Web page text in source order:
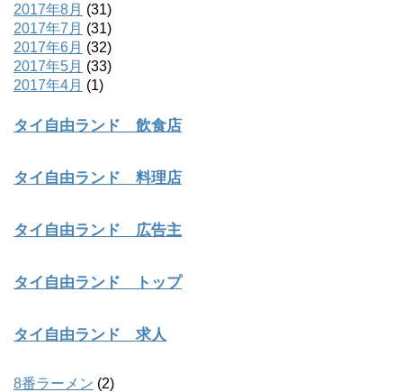
2017年8月 (31)
2017年7月 (31)
2017年6月 (32)
2017年5月 (33)
2017年4月 (1)
タイ自由ランド 飲食店
タイ自由ランド 料理店
タイ自由ランド 広告主
タイ自由ランド トップ
タイ自由ランド 求人
8番ラーメン (2)